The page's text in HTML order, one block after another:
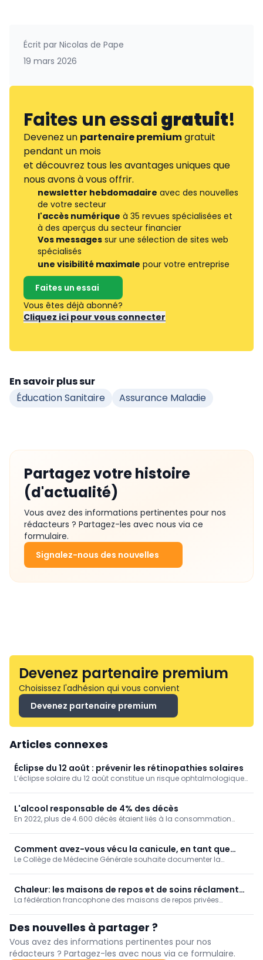
Écrit par Nicolas de Pape
19 mars 2026
Faites un essaigratuit!
Devenez un partenaire premiumgratuit
pendant un mois
et découvrez tous les avantages uniques que
nous avons à vous offrir.
newsletter hebdomadaire avec des nouvelles
de votre secteur
l'accès numérique à 35 revues spécialisées et
à des aperçus du secteur financier
Vos messages sur une sélection de sites web
spécialisés
une visibilité maximale pour votre entreprise
Faites un essai
Vous êtes déjà abonné?
Cliquez ici pour vous connecter
En savoir plus sur
Éducation Sanitaire
Assurance Maladie
Partagez votre histoire
(d'actualité)
Vous avez des informations pertinentes pour nos
rédacteurs ? Partagez-les avec nous via ce
formulaire.
Signalez-nous des nouvelles
Devenez partenaire premium
Choisissez l'adhésion qui vous convient
Devenez partenaire premium
Articles connexes
Éclipse du 12 août : prévenir les rétinopathies solaires
L’éclipse solaire du 12 août constitue un risque ophtalmologique
"rétinopathie d’éclipse".
L'alcool responsable de 4% des décès
En 2022, plus de 4.600 décès étaient liés à la consommation
Bruxelles-Capitale.
Comment avez-vous vécu la canicule, en tant que
médecin généraliste? [Enquête]
Le Collège de Médecine Générale souhaite documenter la
Chaleur: les maisons de repos et de soins réclament
une vision à long terme
La fédération francophone des maisons de repos privées
conformer.
Des nouvelles à partager ?
Vous avez des informations pertinentes pour nos
rédacteurs ? Partagez-les avec nous via ce formulaire.